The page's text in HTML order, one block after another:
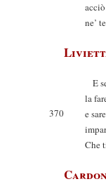
ne’
E
la
370
e
Che